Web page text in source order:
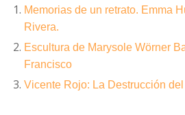
Memorias de un retrato. Emma
Rivera.
Escultura de Marysole Wörner
Francisco
Vicente Rojo: La Destrucción del